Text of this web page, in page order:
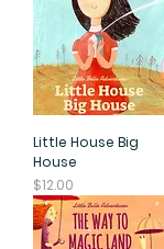
Little House Big
House
價格
$12.00